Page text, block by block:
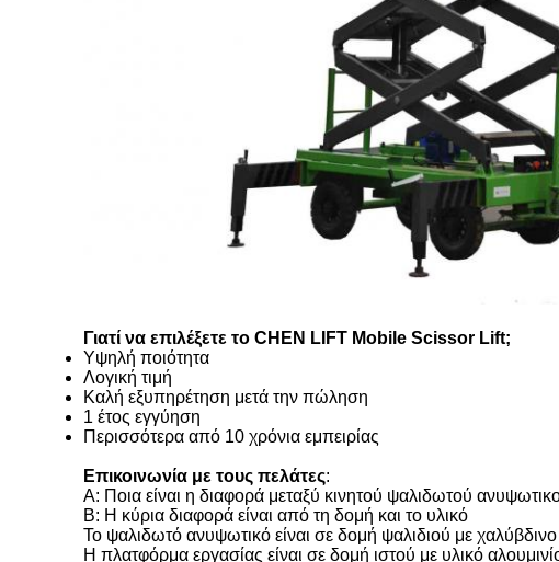
Γιατί να επιλέξετε το CHEN LIFT Mobile Scissor Lift;
Υψηλή ποιότητα
Λογική τιμή
Καλή εξυπηρέτηση μετά την πώληση
1 έτος εγγύηση
Περισσότερα από 10 χρόνια εμπειρίας
Επικοινωνία με τους πελάτες:
A: Ποια είναι η διαφορά μεταξύ κινητού ψαλιδωτού
B: Η κύρια διαφορά είναι από τη δομή και το υλικό
Το ψαλιδωτό ανυψωτικό είναι σε δομή ψαλιδιού με χαλύβδινο
Η πλατφόρμα εργασίας είναι σε δομή ιστού με υλικό